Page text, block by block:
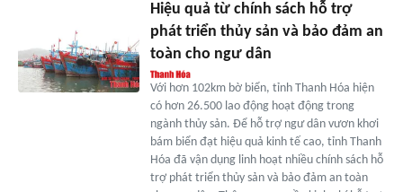
Hiệu quả từ chính sách hỗ trợ
phát triển thủy sản và bảo đảm an
toàn cho ngư dân
Với hơn 102km bờ biển, tỉnh Thanh Hóa hiện
có hơn 26.500 lao động hoạt động trong
ngành thủy sản. Để hỗ trợ ngư dân vươn khơi
bám biển đạt hiệu quả kinh tế cao, tỉnh Thanh
Hóa đã vận dụng linh hoạt nhiều chính sách hỗ
trợ phát triển thủy sản và bảo đảm an toàn